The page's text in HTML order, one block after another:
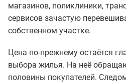
магазинов, поликлиники,
сервисов зачастую
собственном участке.
Цена по-прежнему остаётся
выбора жилья. На неё
половины покупателей.